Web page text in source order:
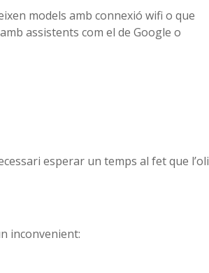
models amb connexió wifi o que
assistents com el de Google o
esperar un temps al fet que l’oli
inconvenient: